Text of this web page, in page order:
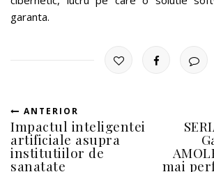
garanta.
ANTERIOR
Impactul inteligentei
artificiale asupra
institutiilor de
sanatate mai